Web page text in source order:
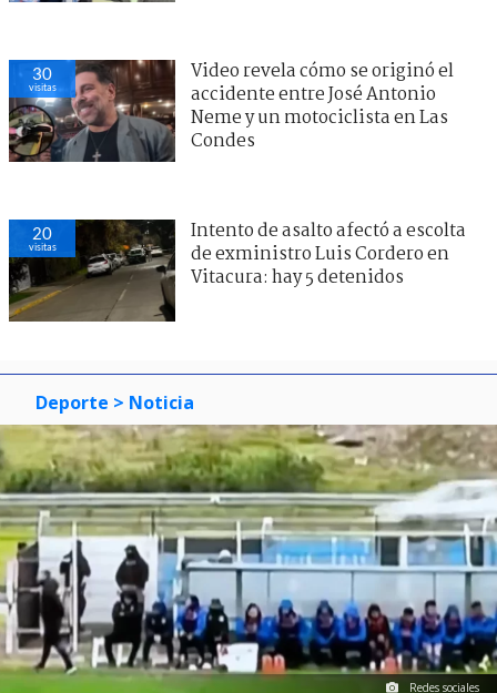
30
visitas
Video revela cómo se originó el
accidente entre José Antonio
Neme y un motociclista en Las
Condes
20
visitas
Intento de asalto afectó a escolta
de exministro Luis Cordero en
Vitacura: hay 5 detenidos
Deporte > Noticia
Redes sociales